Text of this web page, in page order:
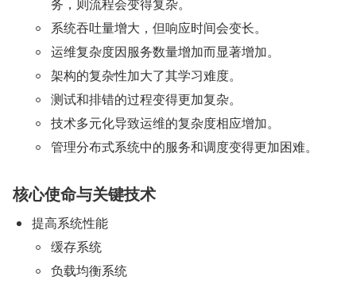
系统吞吐量增大，但响应时间会变长。
运维复杂度因服务数量增加而显著增加。
架构的复杂性加大了其学习难度。
测试和排错的过程变得更加复杂。
技术多元化导致运维的复杂度相应增加。
管理分布式系统中的服务和调度变得更加困难。
核心使命与关键技术
提高系统性能
缓存系统
负载均衡系统